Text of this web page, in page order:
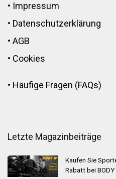
• Impressum
• Datenschutzerklärung
• AGB
• Cookies
• Häufige Fragen (FAQs)
Letzte Magazinbeiträge
Kaufen Sie
Rabatt bei BODY